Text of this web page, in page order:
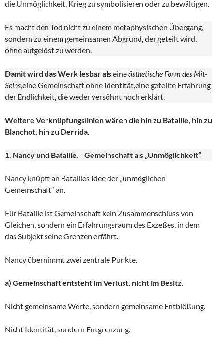
die Unmöglichkeit, Krieg zu symbolisieren oder zu bewältigen.
Es macht den Tod nicht zu einem metaphysischen Übergang,
sondern zu einem gemeinsamen Abgrund, der geteilt wird,
ohne aufgelöst zu werden.
Damit wird das Werk lesbar alseineästhetische Form des Mit-
Seins,eine Gemeinschaft ohne Identität,eine geteilte Erfahrung
der Endlichkeit, die weder versöhnt noch erklärt.
Weitere Verknüpfungslinien wären die hin zu Bataille, hin zu
Blanchot, hin zu Derrida.
1. Nancy und Bataille. Gemeinschaft als „Unmöglichkeit“.
Nancy knüpft an Batailles Idee der „unmöglichen
Gemeinschaft“ an.
Für Bataille ist Gemeinschaft kein Zusammenschluss von
Gleichen, sondern ein Erfahrungsraum des Exzeßes, in dem
das Subjekt seine Grenzen erfährt.
Nancy übernimmt zwei zentrale Punkte.
a) Gemeinschaft entsteht im Verlust, nicht im Besitz.
Nicht gemeinsame Werte, sondern gemeinsame Entblößung.
Nicht Identität, sondern Entgrenzung.